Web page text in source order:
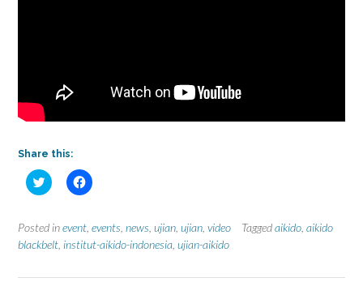
Share this:
C
l
k
t
o
s
a
C
l
t
o
s
a
Posted inevent events news ujian ujian video Taggedaikido aikido
blackbelt institut-aikido-indonesia ujian-aikido